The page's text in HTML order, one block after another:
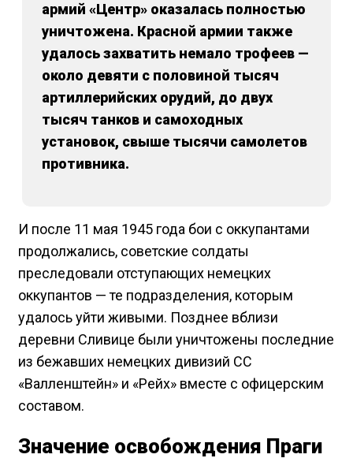
армий «Центр» оказалась полностью
уничтожена. Красной армии также
удалось захватить немало трофеев —
около девяти с половиной тысяч
артиллерийских орудий, до двух
тысяч танков и самоходных
установок, свыше тысячи самолетов
противника.
И после 11 мая 1945 года бои с оккупантами
продолжались, советские солдаты
преследовали отступающих немецких
оккупантов — те подразделения, которым
удалось уйти живыми. Позднее вблизи
деревни Сливице были уничтожены последние
из бежавших немецких дивизий СС
«Валленштейн» и «Рейх» вместе с офицерским
составом.
Значение освобождения Праги